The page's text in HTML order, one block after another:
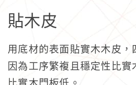
貼木皮
用底材的表面貼實木木皮，
因為工序繁複且穩定性比